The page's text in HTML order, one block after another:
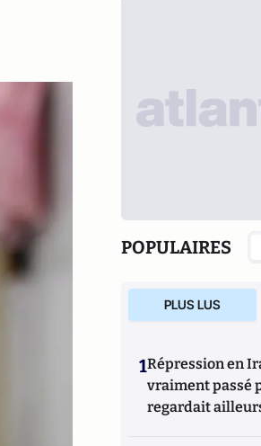
POPULAIRES
PLUS LUS
1Répression en
vraiment passé
regardait